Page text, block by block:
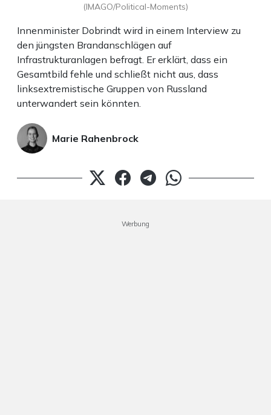
Innenminister Dobrindt wird in einem Interview zu
den jüngsten Brandanschlägen auf
Infrastrukturanlagen befragt. Er erklärt, dass ein
Gesamtbild fehle und schließt nicht aus, dass
linksextremistische Gruppen von Russland
unterwandert sein könnten.
Marie Rahenbrock
(IMAGO/Political-Moments)
Werbung